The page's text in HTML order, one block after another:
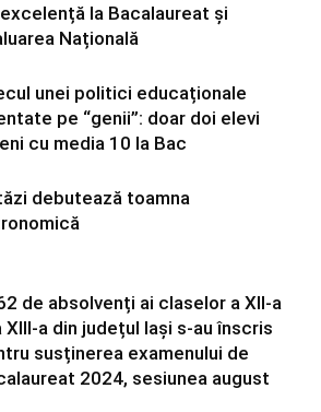
la Bacalaureat și
Națională
unei politici educaționale
pe “genii”: doar doi elevi
cu media 10 la Bac
debutează toamna
de absolvenți ai claselor a XII-a
XIII-a din județul Iași s-au înscris
susținerea examenului de
2024, sesiunea august